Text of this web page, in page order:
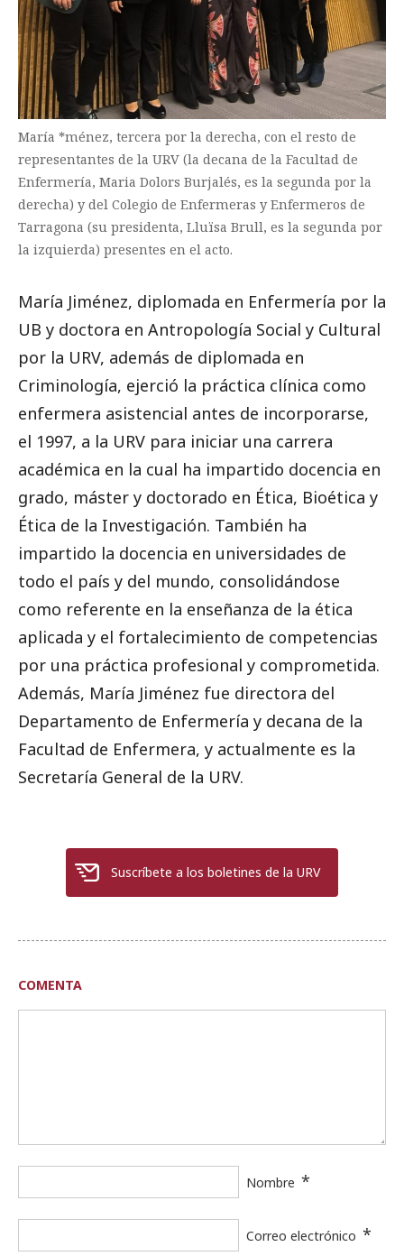
María *ménez, tercera por la derecha, con el resto de
representantes de la URV (la decana de la Facultad de
Enfermería, Maria Dolors Burjalés, es la segunda por la
derecha) y del Colegio de Enfermeras y Enfermeros de
Tarragona (su presidenta, Lluïsa Brull, es la segunda por
la izquierda) presentes en el acto.
María Jiménez, diplomada en Enfermería por la
UB y doctora en Antropología Social y Cultural
por la URV, además de diplomada en
Criminología, ejerció la práctica clínica como
enfermera asistencial antes de incorporarse,
el 1997, a la URV para iniciar una carrera
académica en la cual ha impartido docencia en
grado, máster y doctorado en Ética, Bioética y
Ética de la Investigación. También ha
impartido la docencia en universidades de
todo el país y del mundo, consolidándose
como referente en la enseñanza de la ética
aplicada y el fortalecimiento de competencias
por una práctica profesional y comprometida.
Además, María Jiménez fue directora del
Departamento de Enfermería y decana de la
Facultad de Enfermera, y actualmente es la
Secretaría General de la URV.
Suscríbete a los boletines de la URV
COMENTA
Nombre *
Correo electrónico *